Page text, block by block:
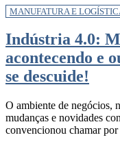
MANUFATURA E
Indústria 4.0:
acontecendo e
se descuide!
O ambiente de negócios,
mudanças e novidades
convencionou chamar